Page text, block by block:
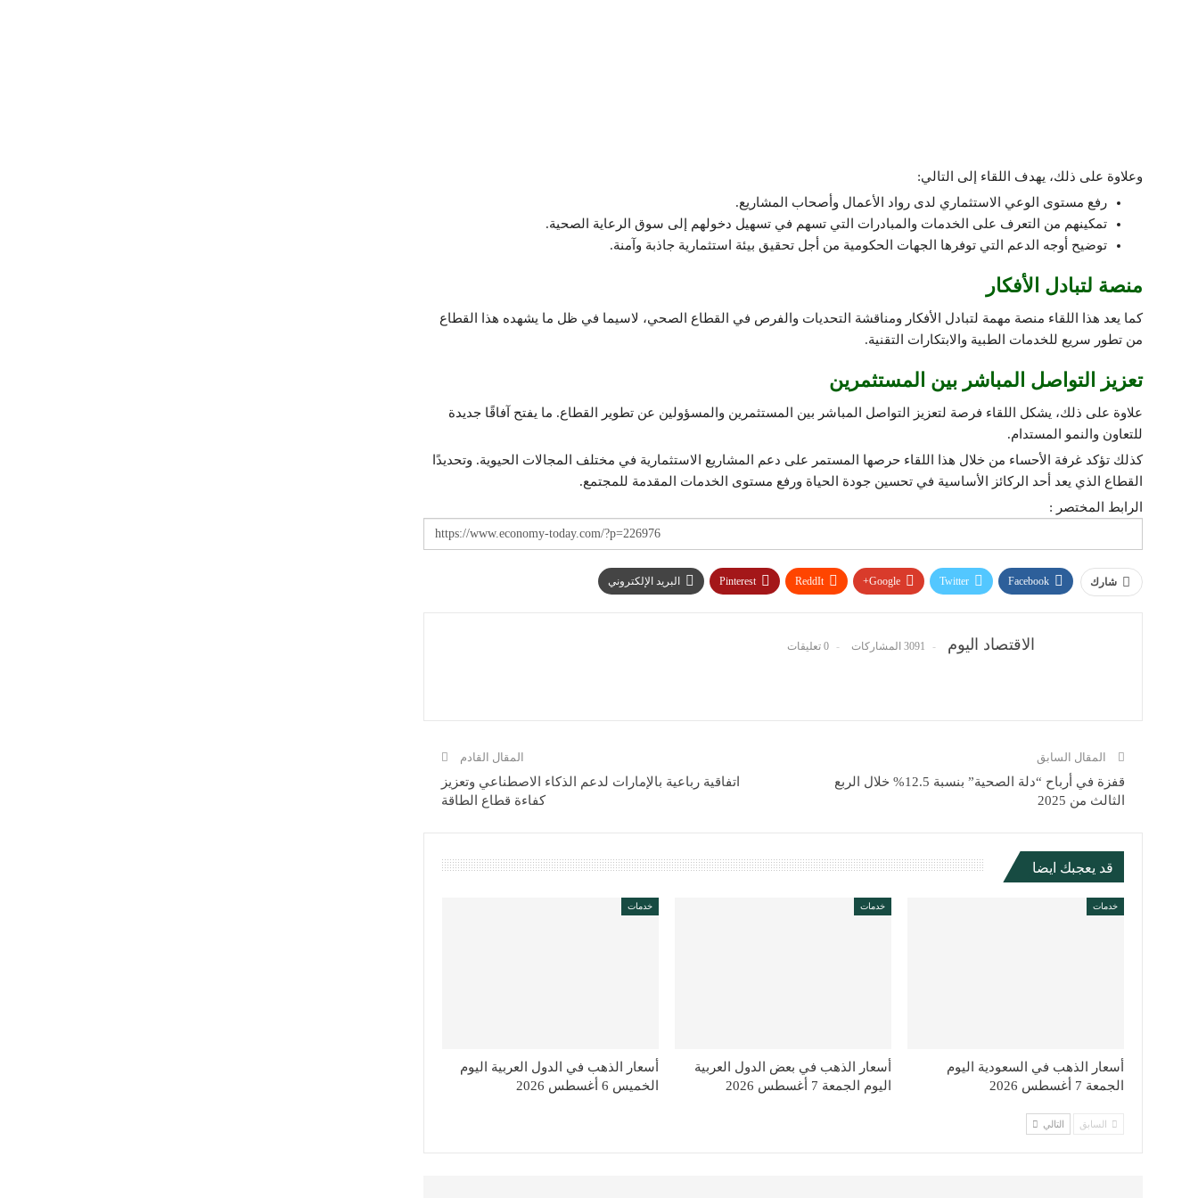
وعلاوة على ذلك، يهدف اللقاء إلى التالي:
رفع مستوى الوعي الاستثماري لدى رواد الأعمال وأصحاب المشاريع.
تمكينهم من التعرف على الخدمات والمبادرات التي تسهم في تسهيل دخولهم إلى سوق الرعاية الصحية.
توضيح أوجه الدعم التي توفرها الجهات الحكومية من أجل تحقيق بيئة استثمارية جاذبة وآمنة.
منصة لتبادل الأفكار
كما يعد هذا اللقاء منصة مهمة لتبادل الأفكار ومناقشة التحديات والفرص في القطاع الصحي، لاسيما في ظل ما يشهده هذا القطاع
من تطور سريع للخدمات الطبية والابتكارات التقنية.
تعزيز التواصل المباشر بين المستثمرين
علاوة على ذلك، يشكل اللقاء فرصة لتعزيز التواصل المباشر بين المستثمرين والمسؤولين عن تطوير القطاع. ما يفتح آفاقًا جديدة
للتعاون والنمو المستدام.
كذلك تؤكد غرفة الأحساء من خلال هذا اللقاء حرصها المستمر على دعم المشاريع الاستثمارية في مختلف المجالات الحيوية. وتحديدًا
القطاع الذي يعد أحد الركائز الأساسية في تحسين جودة الحياة ورفع مستوى الخدمات المقدمة للمجتمع.
الرابط المختصر :
شارك Facebook
Twitter
Google+
ReddIt
Pinterest البريد الإلكتروني
الاقتصاد اليوم 3091 المشاركات 0 تعليقات
المقال السابق
قفزة في أرباح “دلة الصحية” بنسبة 12.5% خلال الربع
الثالث من 2025
المقال القادم
اتفاقية رباعية بالإمارات لدعم الذكاء الاصطناعي وتعزيز
كفاءة قطاع الطاقة
قد يعجبك ايضا
خدمات
أسعار الذهب في السعودية اليوم
الجمعة 7 أغسطس 2026
خدمات
أسعار الذهب في بعض الدول العربية
اليوم الجمعة 7 أغسطس 2026
خدمات
أسعار الذهب في الدول العربية اليوم
الخميس 6 أغسطس 2026
السابق التالي